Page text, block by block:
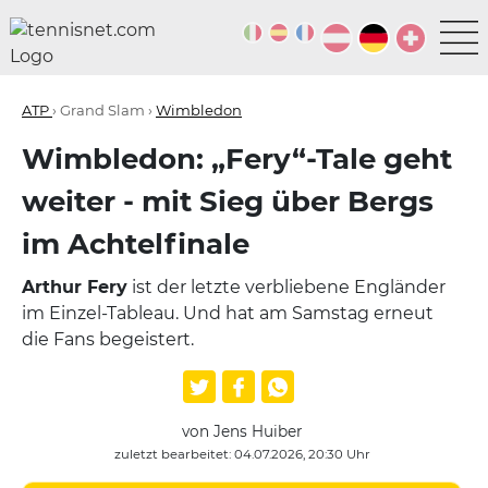
ATP› Grand Slam › Wimbledon
Wimbledon: „Fery“-Tale geht
weiter - mit Sieg über Bergs
im Achtelfinale
Arthur Fery ist der letzte verbliebene Engländer
im Einzel-Tableau. Und hat am Samstag erneut
die Fans begeistert.
von Jens Huiber
zuletzt bearbeitet: 04.07.2026, 20:30 Uhr